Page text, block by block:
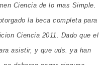
Ciencia de lo mas Simple.
la beca completa para
Ciencia 2011. Dado que el
asistir, y que uds. ya han